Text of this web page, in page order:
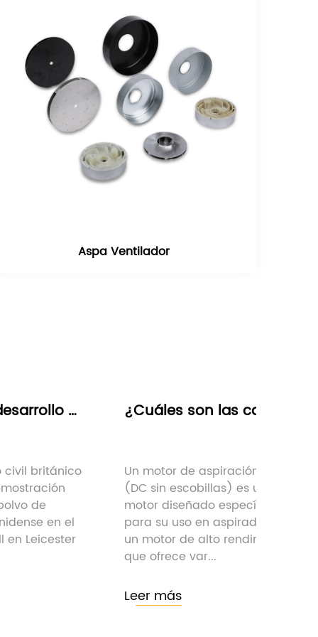
Aspa Ventilador
BLDC
es un tipo de
específicamente
aspiradoras. Es
rendimiento
En el ámbito de la limpieza
hogar, aspiradoras
han convertido en una
herramienta indispensable
mantener la limpieza y la
higiene. En el c...
Leer más